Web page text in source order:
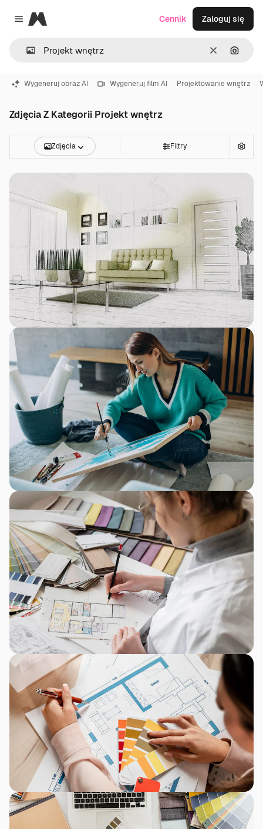
Close menu
Magnific
WyczyśćSzukaj
Cennik Zaloguj się
Wygeneruj obraz AI Wygeneruj film AI Projektowanie wnętrz
Zdjęcia Z Kategorii Projekt wnętrz
Zdjęcia Filtry